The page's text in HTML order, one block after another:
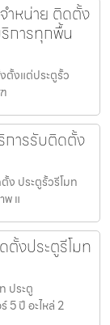
ำหน่าย ติดตั้ง
การทุกพื้น
ตั้งแต่ประตูรั้ว
การรับติดตั้ง
ง ประตูรั้วรีโมท
พ แ
งประตูรีโมท
ประตู
5 ปี อะไหล่ 2